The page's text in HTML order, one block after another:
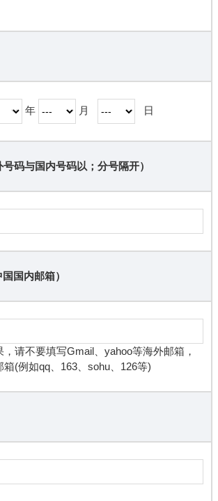
年 月 日
码与国内号码以；分号隔开）
国内邮箱）
请不要填写Gmail、yahoo等海外邮箱，
(例如qq、163、sohu、126等)